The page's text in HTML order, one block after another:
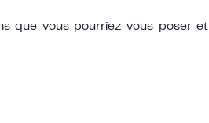
que vous pourriez vous poser et